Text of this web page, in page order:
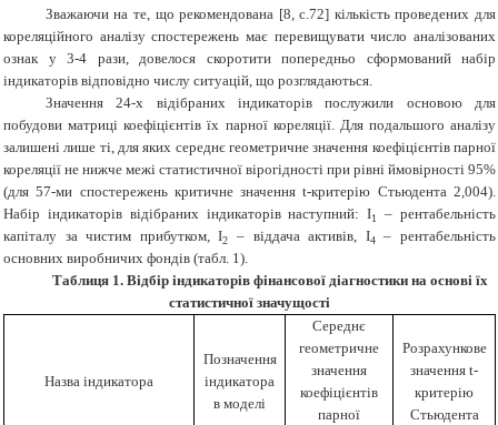
Зважаючи на те, що рекомендована [8, с.72] кількість проведених для
кореляційного аналізу спостережень має перевищувати число аналізованих
ознак у 3-4 рази, довелося скоротити попередньо сформований набір
індикаторів відповідно числу ситуацій, що розглядаються.
Значення 24-х відібраних індикаторів послужили основою для
побудови матриці коефіцієнтів їх парної кореляції. Для подальшого аналізу
залишені лише ті, для яких середнє геометричне значення коефіцієнтів парної
кореляції не нижче межі статистичної вірогідності при рівні ймовірності 95%
(для 57-ми спостережень критичне значення t-критерію Стьюдента 2,004).
Набір індикаторів відібраних індикаторів наступний: І1
– рентабельність
капіталу за чистим прибутком, І2 – віддача активів, І4
– рентабельність
основних виробничих фондів (табл. 1).
Таблиця 1. Відбір індикаторів фінансової діагностики на основі їх
статистичної значущості
Назва індикатора
Позначення
індикатора
в моделі
Середнє
геометричне
значення
коефіцієнтів
парної
Розрахункове
значення t-
критерію
Стьюдента